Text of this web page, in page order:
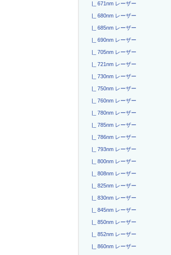
|_ 671nm レーザー
|_ 680nm レーザー
|_ 685nm レーザー
|_ 690nm レーザー
|_ 705nm レーザー
|_ 721nm レーザー
|_ 730nm レーザー
|_ 750nm レーザー
|_ 760nm レーザー
|_ 780nm レーザー
|_ 785nm レーザー
|_ 786nm レーザー
|_ 793nm レーザー
|_ 800nm レーザー
|_ 808nm レーザー
|_ 825nm レーザー
|_ 830nm レーザー
|_ 845nm レーザー
|_ 850nm レーザー
|_ 852nm レーザー
|_ 860nm レーザー